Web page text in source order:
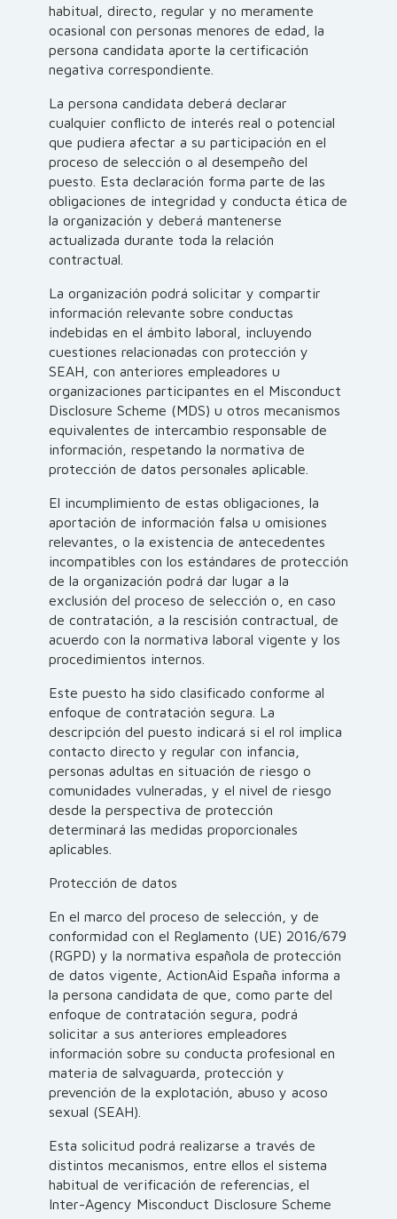
habitual, directo, regular y no meramente
ocasional con personas menores de edad, la
persona candidata aporte la certificación
negativa correspondiente.
La persona candidata deberá declarar
cualquier conflicto de interés real o potencial
que pudiera afectar a su participación en el
proceso de selección o al desempeño del
puesto. Esta declaración forma parte de las
obligaciones de integridad y conducta ética de
la organización y deberá mantenerse
actualizada durante toda la relación
contractual.
La organización podrá solicitar y compartir
información relevante sobre conductas
indebidas en el ámbito laboral, incluyendo
cuestiones relacionadas con protección y
SEAH, con anteriores empleadores u
organizaciones participantes en el Misconduct
Disclosure Scheme (MDS) u otros mecanismos
equivalentes de intercambio responsable de
información, respetando la normativa de
protección de datos personales aplicable.
El incumplimiento de estas obligaciones, la
aportación de información falsa u omisiones
relevantes, o la existencia de antecedentes
incompatibles con los estándares de protección
de la organización podrá dar lugar a la
exclusión del proceso de selección o, en caso
de contratación, a la rescisión contractual, de
acuerdo con la normativa laboral vigente y los
procedimientos internos.
Este puesto ha sido clasificado conforme al
enfoque de contratación segura. La
descripción del puesto indicará si el rol implica
contacto directo y regular con infancia,
personas adultas en situación de riesgo o
comunidades vulneradas, y el nivel de riesgo
desde la perspectiva de protección
determinará las medidas proporcionales
aplicables.
Protección de datos
En el marco del proceso de selección, y de
conformidad con el Reglamento (UE) 2016/679
(RGPD) y la normativa española de protección
de datos vigente, ActionAid España informa a
la persona candidata de que, como parte del
enfoque de contratación segura, podrá
solicitar a sus anteriores empleadores
información sobre su conducta profesional en
materia de salvaguarda, protección y
prevención de la explotación, abuso y acoso
sexual (SEAH).
Esta solicitud podrá realizarse a través de
distintos mecanismos, entre ellos el sistema
habitual de verificación de referencias, el
Inter-Agency Misconduct Disclosure Scheme